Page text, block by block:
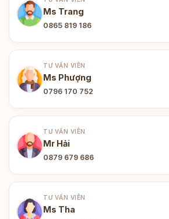
Ms Trang
0865 819 186
TƯ VẤN VIÊN
Ms Phượng
0796 170 752
TƯ VẤN VIÊN
Mr Hải
0879 679 686
TƯ VẤN VIÊN
Ms Tha